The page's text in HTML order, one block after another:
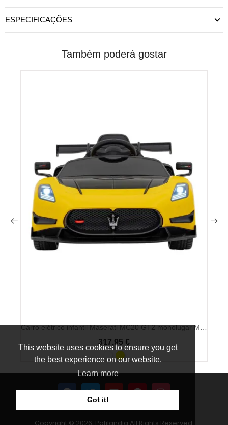
This website uses cookies to ensure you get
the best experience on our website.
Learn more
Got it!
ESPECIFICAÇÕES
Também poderá gostar
317,95 €